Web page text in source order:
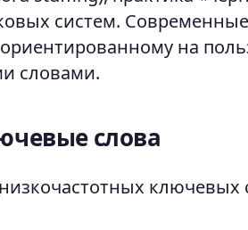
систем.
на
словами.
слова